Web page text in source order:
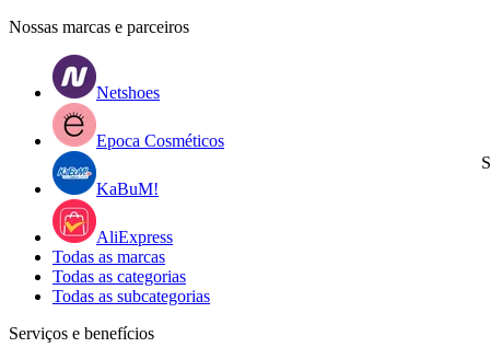
Nossas marcas e parceiros
Netshoes
Epoca Cosméticos
KaBuM!
AliExpress
Todas as marcas
Todas as categorias
Todas as subcategorias
Serviços e benefícios